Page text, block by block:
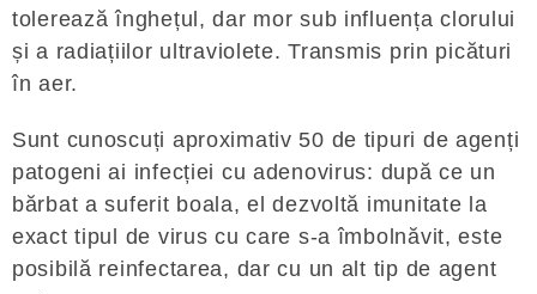
tolerează înghețul, dar mor sub influența clorului
și a radiațiilor ultraviolete. Transmis prin picături
în aer.
Sunt cunoscuți aproximativ 50 de tipuri de agenți
patogeni ai infecției cu adenovirus: după ce un
bărbat a suferit boala, el dezvoltă imunitate la
exact tipul de virus cu care s-a îmbolnăvit, este
posibilă reinfectarea, dar cu un alt tip de agent